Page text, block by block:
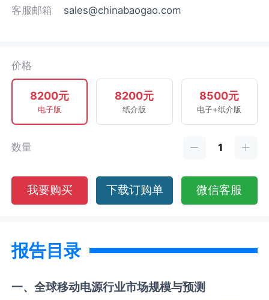
客服邮箱 sales@chinabaogao.com
价格
8200元
电子版
8200元
纸介版
8500元
电子+纸介版
数量
我要购买 下载订购单 微信客服
报告目录
一、全球移动电源行业市场规模与预测